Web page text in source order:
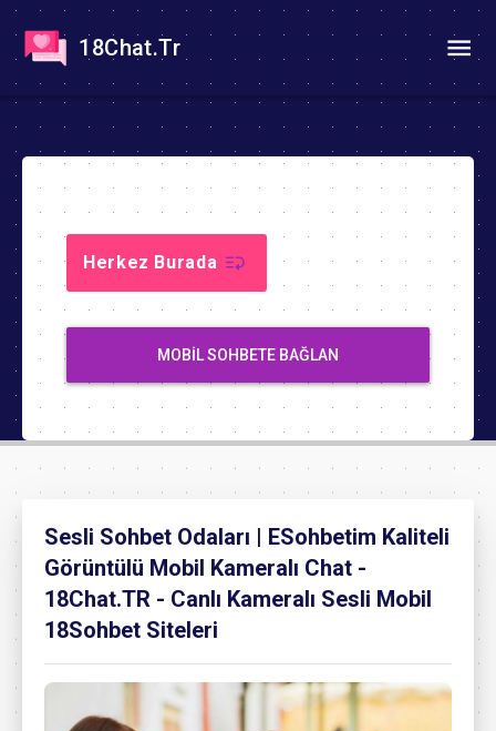
18Chat.Tr
Herkez Burada
MOBIL SOHBETE BAĞLAN
Sesli Sohbet Odaları | ESohbetim Kaliteli
Görüntülü Mobil Kameralı Chat -
18Chat.TR - Canlı Kameralı Sesli Mobil
18Sohbet Siteleri